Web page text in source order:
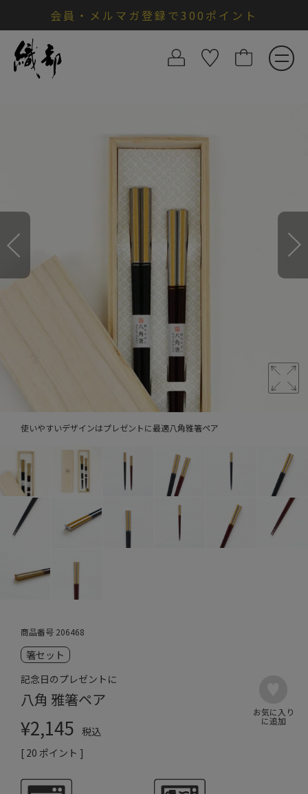
会員・メルマガ登録で300ポイント
使いやすいデザインはプレゼントに最適八角雅箸ペア
商品番号 206468
箸セット
記念日のプレゼントに
八角 雅箸ペア
¥2,145 税込
[ 20 ポイント ]